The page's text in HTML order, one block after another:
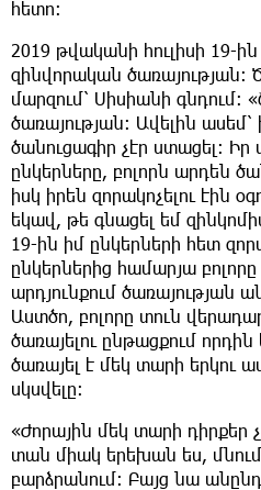
հետո։
2019 թվականի հուլիսի 19-
զինվորական ծառայության։
մարզում՝ Սիսիանի գնդում։
ծառայության։ Ավելին
ծանուցագիր չէր ստացել։
ընկերները, բոլորն արդեն
իսկ իրեն զորակոչելու էին
եկավ, թե գնացել եմ
19-ին իմ ընկերների հետ
ընկերներից համարյա
արդյունքում ծառայության
Աստծո, բոլորը տուն
ծառայելու ընթացքում որդին
ծառայել է մեկ տարի երկու
սկսվելը։
«Ժորային մեկ տարի դիրքեր
տան միակ երեխան ես, մնում
բարձրանում։ Բայց նա